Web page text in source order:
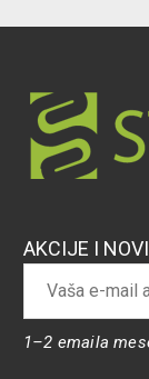
AKCIJE I
1–2 emaila